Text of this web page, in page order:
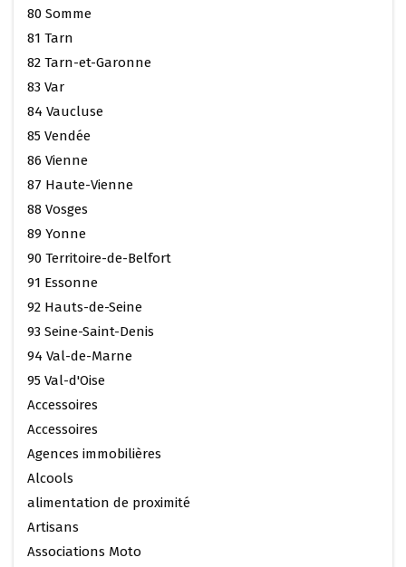
80 Somme
81 Tarn
82 Tarn-et-Garonne
83 Var
84 Vaucluse
85 Vendée
86 Vienne
87 Haute-Vienne
88 Vosges
89 Yonne
90 Territoire-de-Belfort
91 Essonne
92 Hauts-de-Seine
93 Seine-Saint-Denis
94 Val-de-Marne
95 Val-d'Oise
Accessoires
Accessoires
Agences immobilières
Alcools
alimentation de proximité
Artisans
Associations Moto